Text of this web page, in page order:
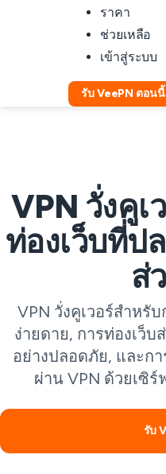
ราคา
ช่วยเหลือ
เข้าสู่ระบบ
รับ VeePN ตอนนี้
VPN วั่งคูเ
ท่องเว็บที่ป
ส่
VPN วั่งคูเวอร์สำหรั
ง่ายดาย, การท่องเว็
อย่างปลอดภัย, และก
ผ่าน VPN ด้วยเซิร์
รับ